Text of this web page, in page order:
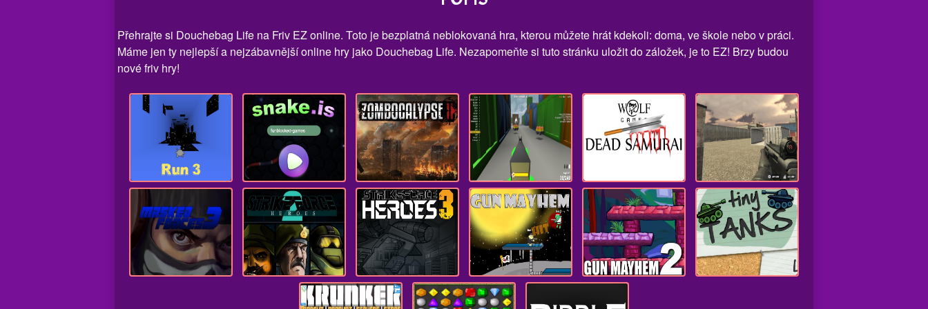
Přehrajte si Douchebag Life na Friv EZ online. Toto je bezplatná neblokovaná hra, kterou můžete hrát kdekoli: doma, ve škole nebo v práci.
Máme jen ty nejlepší a nejzábavnější online hry jako Douchebag Life. Nezapomeňte si tuto stránku uložit do záložek, je to EZ! Brzy budou
nové friv hry!